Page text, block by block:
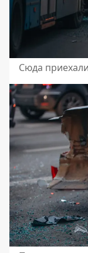
Сюда